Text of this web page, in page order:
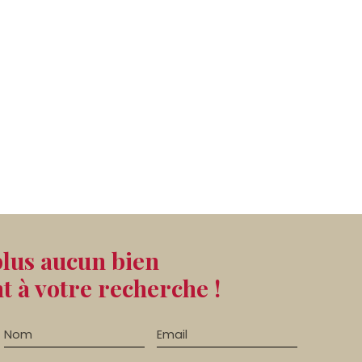
aucun bien
à votre recherche !
Nom Email